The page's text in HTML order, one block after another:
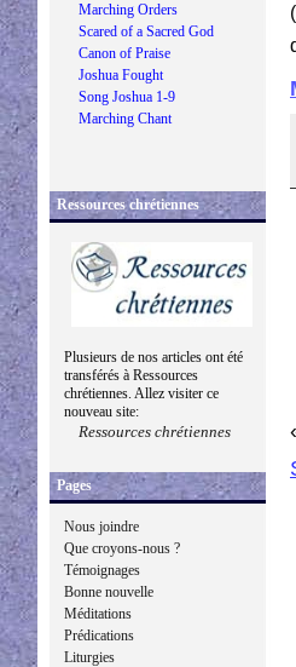
Marching Orders
Scared of a Sacred God
Canon of Praise
Joshua Fought
Song Joshua 1-9
Marching Chant
Ressources chrétiennes
Plusieurs de nos articles ont été
transférés à Ressources
chrétiennes. Allez visiter ce
nouveau site:
Ressources chrétiennes
Pages
Nous joindre
Que croyons-nous ?
Témoignages
Bonne nouvelle
Méditations
Prédications
Liturgies